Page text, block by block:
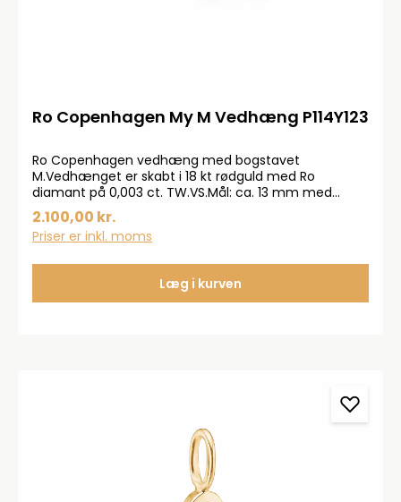
Ro Copenhagen My M Vedhæng P114Y123
Ro Copenhagen vedhæng med bogstavet
M.Vedhænget er skabt i 18 kt rødguld med Ro
diamant på 0,003 ct. TW.VS.Mål: ca. 13 mm med
øskenVægt: 0,68 g
2.100,00 kr.
Priser er inkl. moms
Læg i kurven